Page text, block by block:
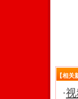
【相关
·